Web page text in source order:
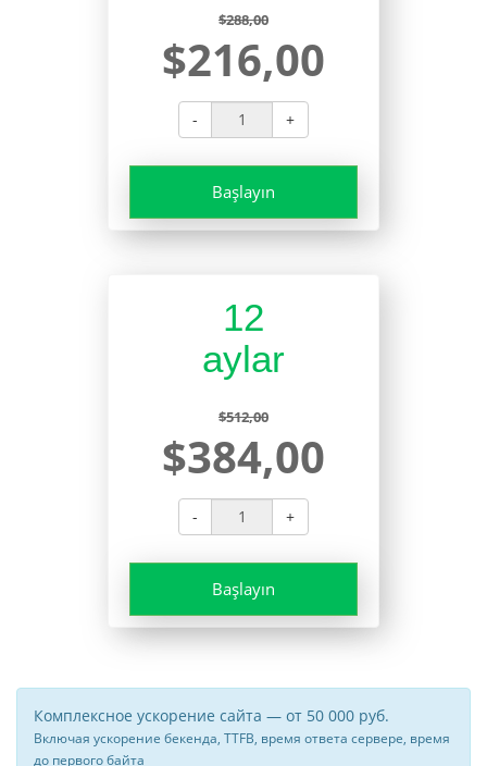
$288,00
$216,00
- +
Başlayın
12
aylar
$512,00
$384,00
- +
Başlayın
Комплексное ускорение сайта — от 50 000 руб.
Включая ускорение бекенда, TTFB, время ответа сервере, время
до первого байта